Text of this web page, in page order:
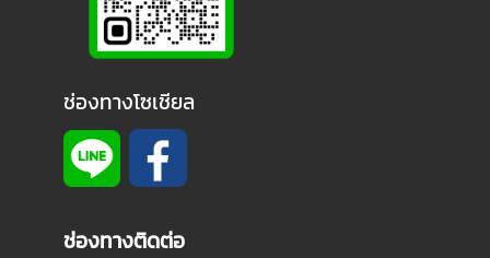
ช่องทางโซเชียล
ช่องทางติดต่อ